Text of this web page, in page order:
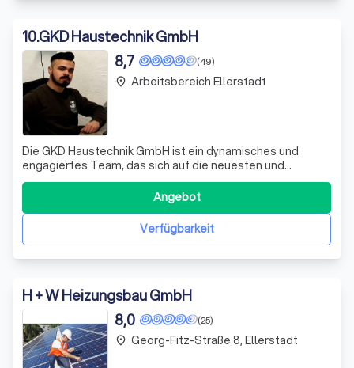
10.GKD Haustechnik GmbH
(49)
8,7
Die GKD Haustechnik GmbH ist ein dynamisches und
engagiertes Team, das sich auf die neuesten und
fortschrittlichsten Heizungs- und
Installationstechnologien spezialisiert hat. Mit rund 25
Jahren Erfahrung in der Branche sind wir stolz darauf,
unseren Kunden kompetente und fachkundige
Verfügbarkeit
Angebot
place Arbeitsbereich Ellerstadt
H + W Heizungsbau GmbH
(25)
8,0
place Georg-Fitz-Straße 8, Ellerstadt